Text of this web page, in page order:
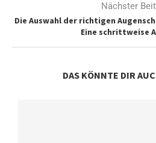
Nächster
Die Auswahl der richtigen
Eine schrittweise
DAS KÖNNTE DIR